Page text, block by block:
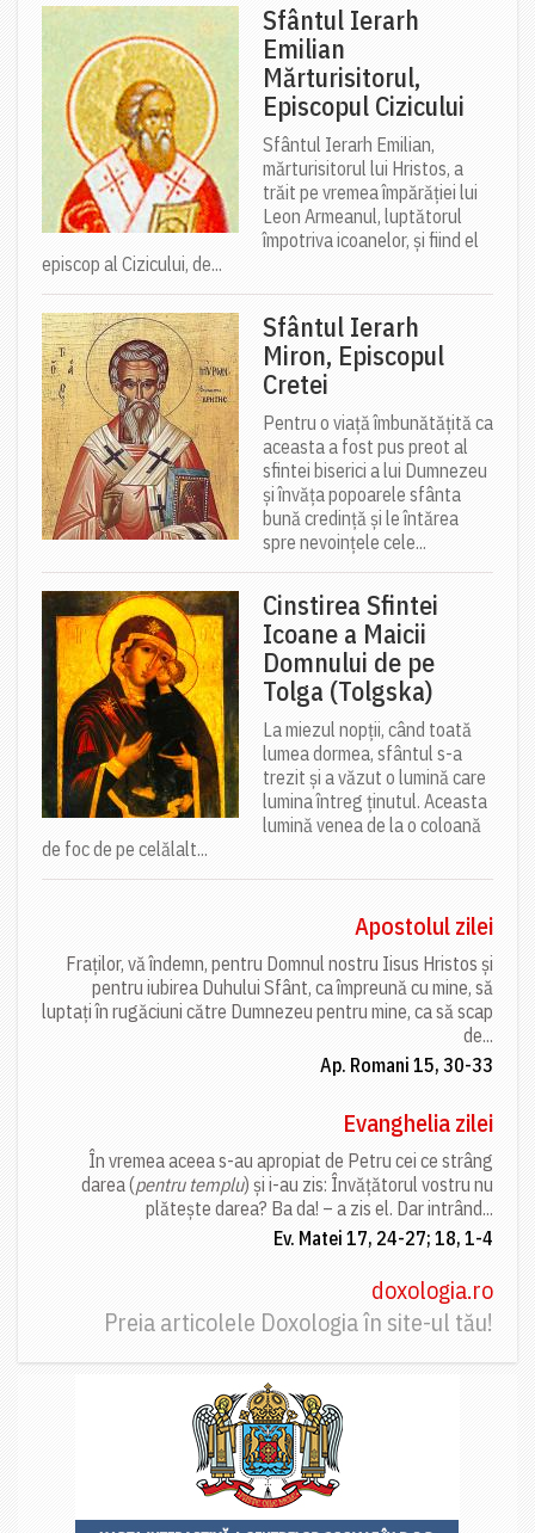
Sfântul Ierarh
Emilian
Mărturisitorul,
Episcopul Cizicului
Sfântul Ierarh Emilian,
mărturisitorul lui Hristos, a
trăit pe vremea împărăției lui
Leon Armeanul, luptătorul
împotriva icoanelor, și fiind el
episcop al Cizicului, de...
Sfântul Ierarh
Miron, Episcopul
Cretei
Pentru o viață îmbunătățită ca
aceasta a fost pus preot al
sfintei biserici a lui Dumnezeu
și învăța popoarele sfânta
bună credință și le întărea
spre nevoințele cele...
Cinstirea Sfintei
Icoane a Maicii
Domnului de pe
Tolga (Tolgska)
La miezul nopții, când toată
lumea dormea, sfântul s-a
trezit și a văzut o lumină care
lumina întreg ținutul. Aceasta
lumină venea de la o coloană
de foc de pe celălalt...
Apostolul zilei
Fraților, vă îndemn, pentru Domnul nostru Iisus Hristos și
pentru iubirea Duhului Sfânt, ca împreună cu mine, să
luptați în rugăciuni către Dumnezeu pentru mine, ca să scap
de...
Ap. Romani 15, 30-33
Evanghelia zilei
În vremea aceea s-au apropiat de Petru cei ce strâng
darea (pentru templu) și i-au zis: Învățătorul vostru nu
plătește darea? Ba da! – a zis el. Dar intrând...
Ev. Matei 17, 24-27; 18, 1-4
doxologia.ro
Preia articolele Doxologia în site-ul tău!